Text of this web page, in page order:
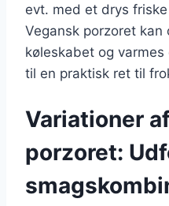
evt. med et drys
Vegansk porzoret kan
køleskabet og
til en praktisk ret til
Variationer
porzoret: